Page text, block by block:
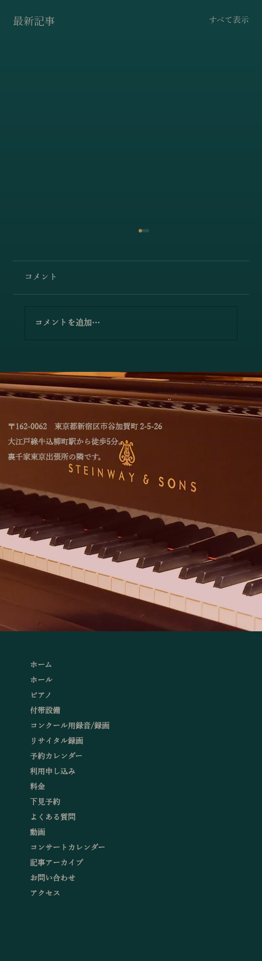
最新記事 すべて表示
ル Deux piano －対話と共鳴―」のお知
らせ
コメント
コメントを追加…
〒162-0062 東京都新宿区市谷加賀町 2-5-26
大江戸線牛込柳町駅から徒歩5分。
裏千家東京出張所の隣です。
ホーム
ホール
ピアノ
付帯設備
コンクール用録音/録画
リサイタル録画
予約カレンダー
利用申し込み
料金
下見予約
よくある質問
動画
コンサートカレンダー
記事アーカイブ
お問い合わせ
アクセス